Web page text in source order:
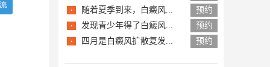
· 随着夏季到来，白癜风... 预约
· 发现青少年得了白癜风... 预约
· 四月是白癜风扩散复发... 预约